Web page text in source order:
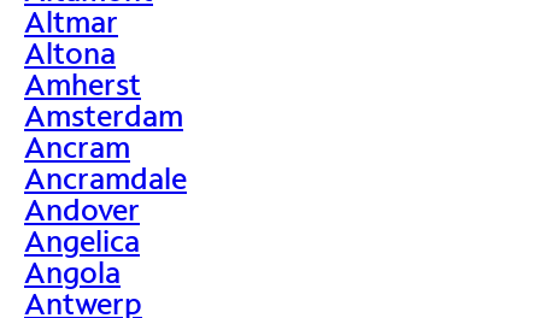
Altmar
Altona
Amherst
Amsterdam
Ancram
Ancramdale
Andover
Angelica
Angola
Antwerp